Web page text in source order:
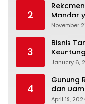
2
Mandar
November
3
Bisnis
January 6,
4
Gunung
dan
April 19,